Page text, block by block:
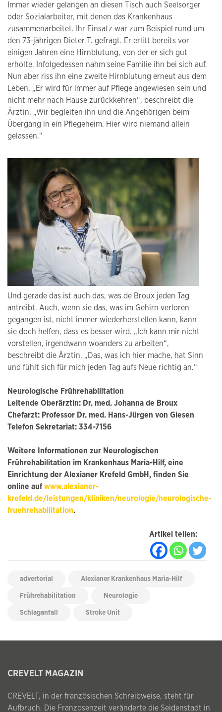
Immer wieder gelangen an diesen Tisch auch Seelsorger
oder Sozialarbeiter, mit denen das Krankenhaus
zusammenarbeitet. Ihr Einsatz war zum Beispiel rund um
den 73-jährigen Dieter T. gefragt. Er erlitt bereits vor
einigen Jahren eine Hirnblutung, von der er sich gut
erholte. Infolgedessen nahm seine Familie ihn bei sich auf.
Nun aber riss ihn eine zweite Hirnblutung erneut aus dem
Leben. „Er wird für immer auf Pflege angewiesen sein und
nicht mehr nach Hause zurückkehren“, beschreibt die
Ärztin. „Wir begleiten ihn und die Angehörigen beim
Übergang in ein Pflegeheim. Hier wird niemand allein
gelassen.“
Und gerade das ist auch das, was de Broux jeden Tag
antreibt. Auch, wenn sie das, was im Gehirn verloren
gegangen ist, nicht immer wiederherstellen kann, kann
sie doch helfen, dass es besser wird. „Ich kann mir nicht
vorstellen, irgendwann woanders zu arbeiten“,
beschreibt die Ärztin. „Das, was ich hier mache, hat Sinn
und fühlt sich für mich jeden Tag aufs Neue richtig an.“
Neurologische Frührehabilitation
Leitende Oberärztin: Dr. med. Johanna de Broux
Chefarzt: Professor Dr. med. Hans-Jürgen von Giesen
Telefon Sekretariat: 334-7156
Weitere Informationen zur Neurologischen
Frührehabilitation im Krankenhaus Maria-Hilf, eine
Einrichtung der Alexianer Krefeld GmbH, finden Sie
online aufwww.alexianer-
krefeld.de/leistungen/kliniken/neurologie/neurologische-
fruehrehabilitation.
Artikel teilen:
advertorial Alexianer Krankenhaus Maria-Hilf
Frührehabilitation Neurologie
Schlaganfall Stroke Unit
CREVELT MAGAZIN
CREVELT, in der französischen Schreibweise, steht für
Aufbruch. Die Franzosenzeit veränderte die Seidenstadt in